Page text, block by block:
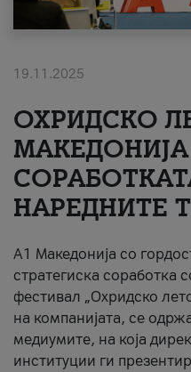
Надополни кредит
#ПодобарОнлајн
19.11.2025
ОХРИДСКО
МАКЕДОНИЈА
НАРЕДНИТЕ
A1 Македонија со
стратегиска соработка
фестивал „Охридско
на компанијата, се
медиумите, на која
институции ги